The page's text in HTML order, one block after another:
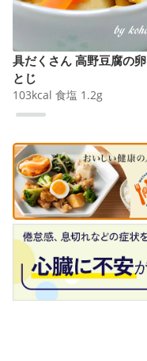
具だくさん 高野豆腐の卵
とじ
103kcal 食塩 1.2g